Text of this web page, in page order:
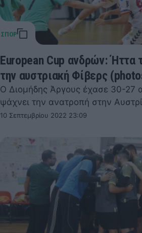
European Cup ανδρών: Ήττα
την αυστριακή Φίβερς
Ο Διομήδης Άργους έχασε 30-27
ψάχνει την ανατροπή στην
10 Σεπτεμβρίου 2022 23:09